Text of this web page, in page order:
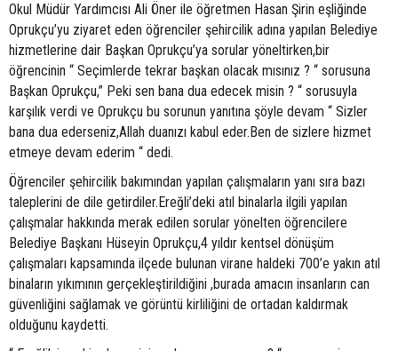
Okul Müdür Yardımcısı Ali Öner ile öğretmen Hasan Şirin eşliğinde
Oprukçu’yu ziyaret eden öğrenciler şehircilik adına yapılan Belediye
hizmetlerine dair Başkan Oprukçu’ya sorular yöneltirken,bir
öğrencinin “ Seçimlerde tekrar başkan olacak mısınız ? “ sorusuna
Başkan Oprukçu,” Peki sen bana dua edecek misin ? “ sorusuyla
karşılık verdi ve Oprukçu bu sorunun yanıtına şöyle devam “ Sizler
bana dua ederseniz,Allah duanızı kabul eder.Ben de sizlere hizmet
etmeye devam ederim “ dedi.
Öğrenciler şehircilik bakımından yapılan çalışmaların yanı sıra bazı
taleplerini de dile getirdiler.Ereğli’deki atıl binalarla ilgili yapılan
çalışmalar hakkında merak edilen sorular yönelten öğrencilere
Belediye Başkanı Hüseyin Oprukçu,4 yıldır kentsel dönüşüm
çalışmaları kapsamında ilçede bulunan virane haldeki 700’e yakın atıl
binaların yıkımının gerçekleştirildiğini ,burada amacın insanların can
güvenliğini sağlamak ve görüntü kirliliğini de ortadan kaldırmak
olduğunu kaydetti.